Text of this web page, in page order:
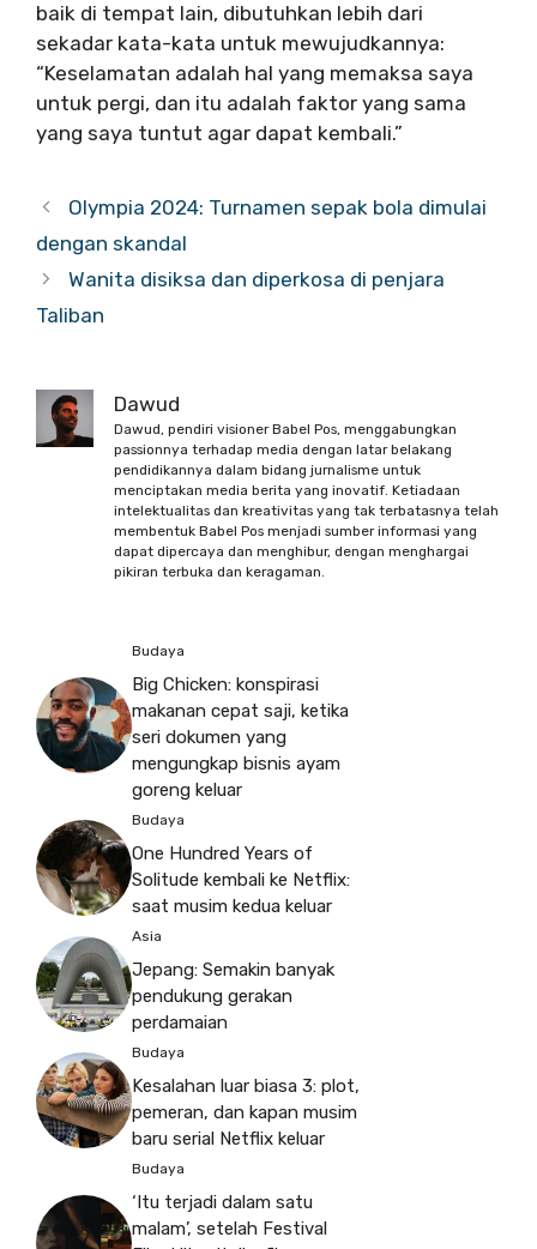
baik di tempat lain, dibutuhkan lebih dari
sekadar kata-kata untuk mewujudkannya:
“Keselamatan adalah hal yang memaksa saya
untuk pergi, dan itu adalah faktor yang sama
yang saya tuntut agar dapat kembali.”
Olympia 2024: Turnamen sepak bola dimulai
dengan skandal
Wanita disiksa dan diperkosa di penjara
Taliban
Dawud
Dawud, pendiri visioner Babel Pos, menggabungkan
passionnya terhadap media dengan latar belakang
pendidikannya dalam bidang jurnalisme untuk
menciptakan media berita yang inovatif. Ketiadaan
intelektualitas dan kreativitas yang tak terbatasnya telah
membentuk Babel Pos menjadi sumber informasi yang
dapat dipercaya dan menghibur, dengan menghargai
pikiran terbuka dan keragaman.
Budaya
Big Chicken: konspirasi
makanan cepat saji, ketika
seri dokumen yang
mengungkap bisnis ayam
goreng keluar
Budaya
One Hundred Years of
Solitude kembali ke Netflix:
saat musim kedua keluar
Asia
Jepang: Semakin banyak
pendukung gerakan
perdamaian
Budaya
Kesalahan luar biasa 3: plot,
pemeran, dan kapan musim
baru serial Netflix keluar
Budaya
‘Itu terjadi dalam satu
malam’, setelah Festival